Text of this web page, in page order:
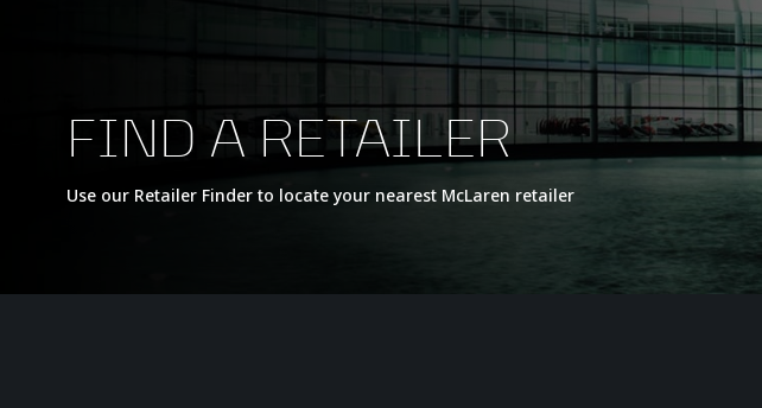
FIND A RETAILER
Use our Retailer Finder to locate your nearest McLaren retailer